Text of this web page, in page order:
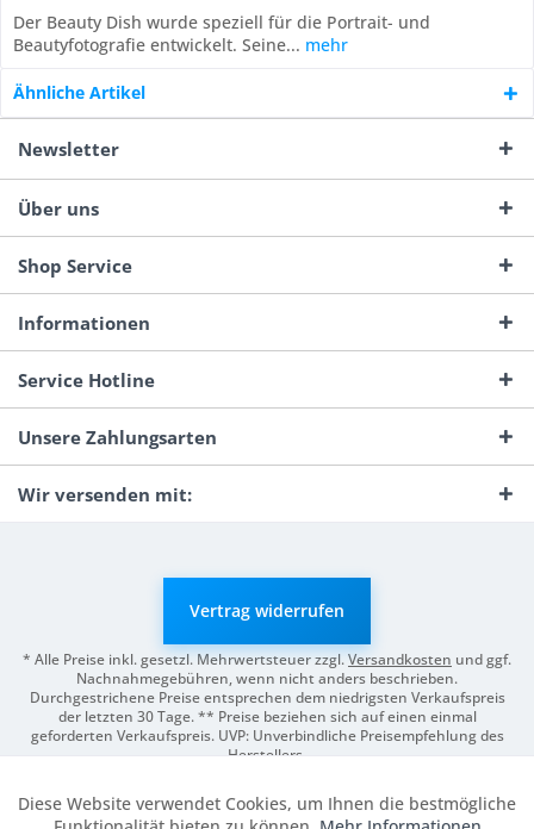
Der Beauty Dish wurde speziell für die Portrait- und
Beautyfotografie entwickelt. Seine... mehr
Ähnliche Artikel
Newsletter
Über uns
Shop Service
Informationen
Service Hotline
Unsere Zahlungsarten
Wir versenden mit:
Vertrag widerrufen
* Alle Preise inkl. gesetzl. Mehrwertsteuer zzgl.Versandkosten und ggf.
Nachnahmegebühren, wenn nicht anders beschrieben.
Durchgestrichene Preise entsprechen dem niedrigsten Verkaufspreis
der letzten 30 Tage. ** Preise beziehen sich auf einen einmal
geforderten Verkaufspreis. UVP: Unverbindliche Preisempfehlung des
Herstellers.
Funktionale Aktiv
Diese Website verwendet Cookies, um Ihnen die bestmögliche